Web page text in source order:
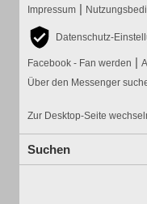
Impressum |
Datenschutz-
Facebook - Fan werden |
Über den Messenger
Zur Desktop-Seite
Suchen